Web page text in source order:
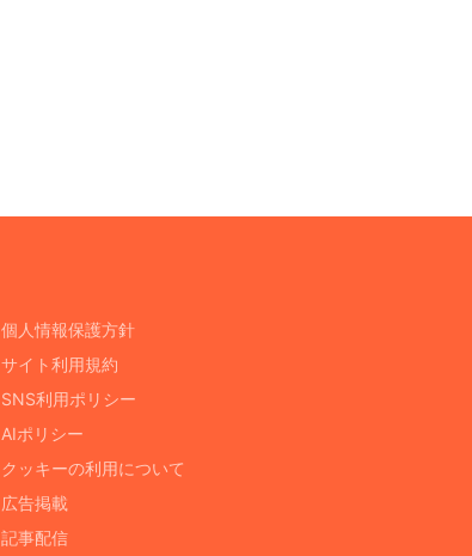
個人情報保護方針
サイト利用規約
SNS利用ポリシー
AIポリシー
クッキーの利用について
広告掲載
記事配信